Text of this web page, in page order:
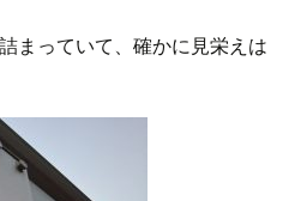
まっていて、確かに見栄えは